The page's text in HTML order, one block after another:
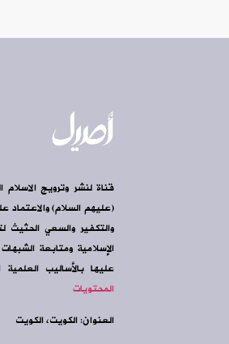
قناة لنشر وترويج
(عليهم السلام) والاعتماد
والتكفير والسعي
الإسلامية ومتابعة
عليها بالأساليب
المحتويات
العنوان: الكويت، الكويت